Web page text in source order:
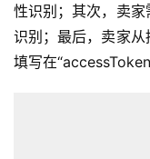
性识别；其次，卖家
识别；最后，卖家
填写在